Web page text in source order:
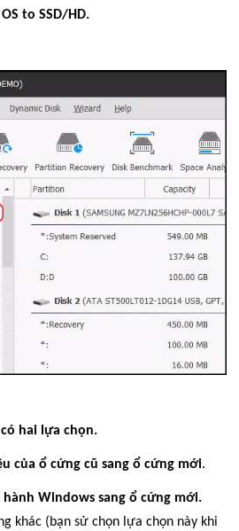
to SSD/HD.
hai lựa chọn.
của ổ cứng cũ sang ổ cứng mới.
Windows sang ổ cứng mới.
khác (bạn sử chọn lựa chọn này khi